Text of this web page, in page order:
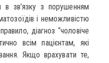
в зв’язку з порушенням
і неможливістю
діагноз “чоловіче
всім пацієнтам, які
Якщо врахувати те,